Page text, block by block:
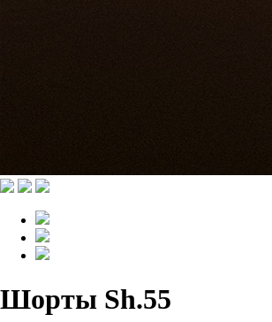
Шорты Sh.55